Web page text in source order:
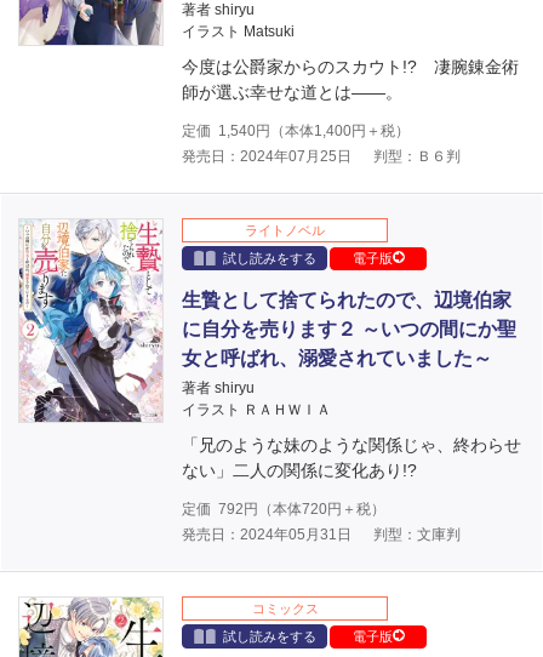
著者 shiryu
イラスト Matsuki
今度は公爵家からのスカウト!? 凄腕錬金術
師が選ぶ幸せな道とは――。
定価 1,540円（本体1,400円＋税）
発売日：2024年07月25日
判型：Ｂ６判
ライトノベル
試し読みをする
電子版
生贄として捨てられたので、辺境伯家
に自分を売ります２ ～いつの間にか聖
女と呼ばれ、溺愛されていました～
著者 shiryu
イラスト ＲＡＨＷＩＡ
「兄のような妹のような関係じゃ、終わらせ
ない」二人の関係に変化あり!?
定価 792 円（本体720円＋税）
発売日：2024年05月31日
判型：文庫判
コミックス
試し読みをする
電子版